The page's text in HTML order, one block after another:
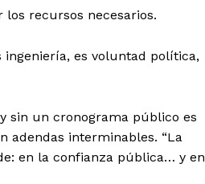
los recursos necesarios.
ingeniería, es voluntad política,
sin un cronograma público es
adendas interminables. “La
en la confianza pública… y en